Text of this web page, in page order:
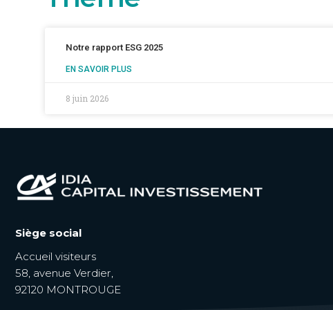
Notre rapport ESG 2025
EN SAVOIR PLUS
8 juin 2026
Siège social
Accueil visiteurs
58, avenue Verdier,
92120 MONTROUGE